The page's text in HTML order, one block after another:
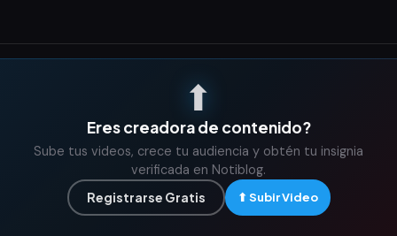
⬆
Eres creadora de contenido?
Sube tus videos, crece tu audiencia y obtén tu insignia
verificada en Notiblog.
Registrarse Gratis
⬆ Subir Video